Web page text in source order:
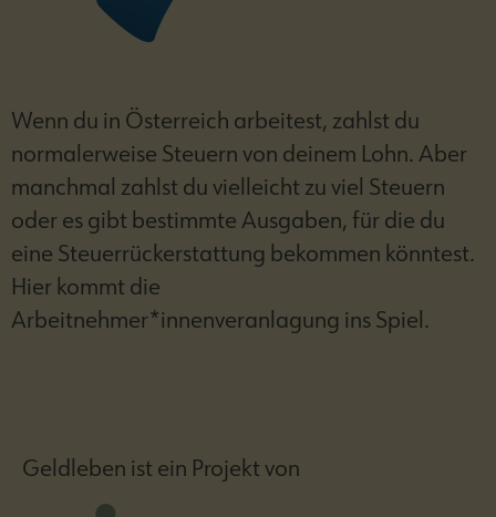
Wenn du in Österreich arbeitest, zahlst du
normalerweise Steuern von deinem Lohn. Aber
manchmal zahlst du vielleicht zu viel Steuern
oder es gibt bestimmte Ausgaben, für die du
eine Steuerrückerstattung bekommen könntest.
Hier kommt die
Arbeitnehmer*innenveranlagung ins Spiel.
Geldleben ist ein Projekt von